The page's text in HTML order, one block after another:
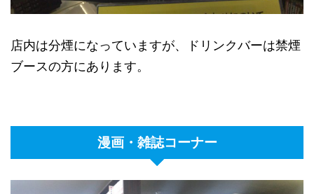
店内は分煙になっていますが、ドリンクバーは禁煙
ブースの方にあります。
漫画・雑誌コーナー